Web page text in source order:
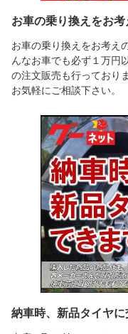
お車の乗り換えをお
お車の乗り換えをお考え
んなお車でも必ず１万円
の注文販売も行っており
お気軽にご相談下さい。
納車時、新品タイヤに